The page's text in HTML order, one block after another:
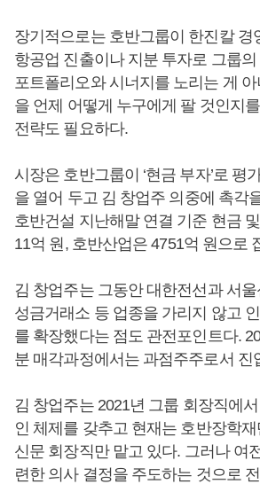
장기적으로는 호반그룹이 한진칼 경
항공업 진출이나 지분 투자로 그룹의
포트폴리오와 시너지를 노리는 게
을 언제 어떻게 누구에게 팔 것인지
전략도 필요하다.
시장은 호반그룹이 ‘현금 부자’로 평
을 열어 두고 김 창업주 의중에 촉각
호반건설 지난해말 연결 기준 현금
11억 원, 호반산업은 4751억 원으로
김 창업주는 그동안 대한전선과 서
성금거래소 등 업종을 가리지 않고
를 확장했다는 점도 관전포인트다.
분 매각과정에서는 과점주주로서 진
김 창업주는 2021년 그룹 회장직에
인 체제를 갖추고 현재는 호반장학
신문 회장직만 맡고 있다. 그러나 여
련한 의사 결정을 주도하는 것으로